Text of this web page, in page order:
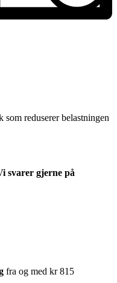
reduserer belastningen
svarer gjerne på
fra og med kr 815